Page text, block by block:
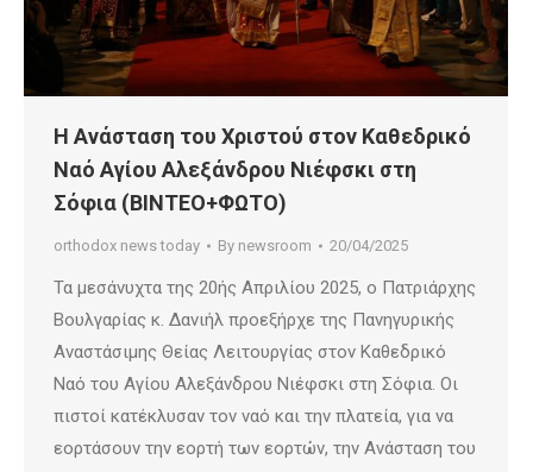
Η Ανάσταση του Χριστού στον Καθεδρικό
Ναό Αγίου Αλεξάνδρου Νιέφσκι στη
Σόφια (ΒΙΝΤΕΟ+ΦΩΤΟ)
orthodox news today By newsroom 20/04/2025
Τα μεσάνυχτα της 20ής Απριλίου 2025, ο Πατριάρχης
Βουλγαρίας κ. Δανιήλ προεξήρχε της Πανηγυρικής
Αναστάσιμης Θείας Λειτουργίας στον Καθεδρικό
Ναό του Αγίου Αλεξάνδρου Νιέφσκι στη Σόφια. Οι
πιστοί κατέκλυσαν τον ναό και την πλατεία, για να
εορτάσουν την εορτή των εορτών, την Ανάσταση του